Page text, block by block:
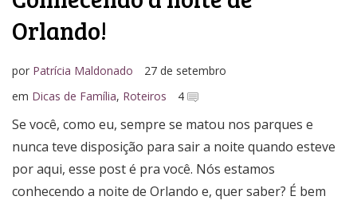
Orlando!
por Patrícia Maldonado
27 de setembro
em Dicas de Família, Roteiros 4
Se você, como eu, sempre se matou nos parques e
nunca teve disposição para sair a noite quando esteve
por aqui, esse post é pra você. Nós estamos
conhecendo a noite de Orlando e, quer saber? É bem